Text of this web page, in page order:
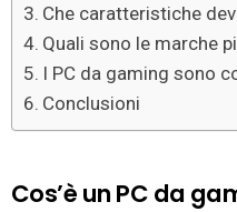
Che caratteristiche
Quali sono le marche
I PC da gaming sono
Conclusioni
Cos’è un PC da